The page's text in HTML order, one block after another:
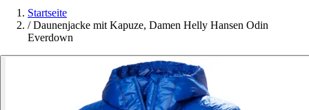
Startseite
/ Daunenjacke mit Kapuze, Damen Helly Hansen Odin
Everdown